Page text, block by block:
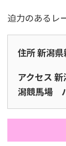
迫力のあるレ
住所 新潟
アクセス
潟競馬場